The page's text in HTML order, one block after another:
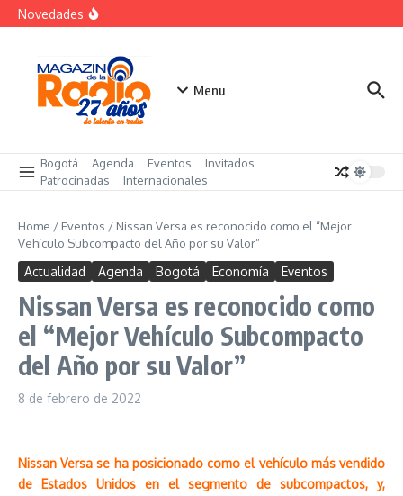
Saltar al contenido
Novedades
La posesión presidencial se verá en especial de DNEWS
sustitución de la coca
Menu
Bogotá Agenda Eventos
Invitados
Patrocinadas
Internacionales
Home / Eventos / Nissan Versa es reconocido como el “Mejor
Vehículo Subcompacto del Año por su Valor”
Actualidad Agenda Bogotá Economía Eventos
Nissan Versa es reconocido como
el “Mejor Vehículo Subcompacto
del Año por su Valor”
8 de febrero de 2022
Nissan Versa se ha posicionado como el vehículo más vendido
de Estados Unidos en el segmento de subcompactos, y,